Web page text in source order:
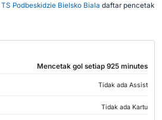
TS Podbeskidzie Bielsko Biala daftar pencetak
Mencetak gol setiap 925 minutes
Tidak ada Assist
Tidak ada Kartu